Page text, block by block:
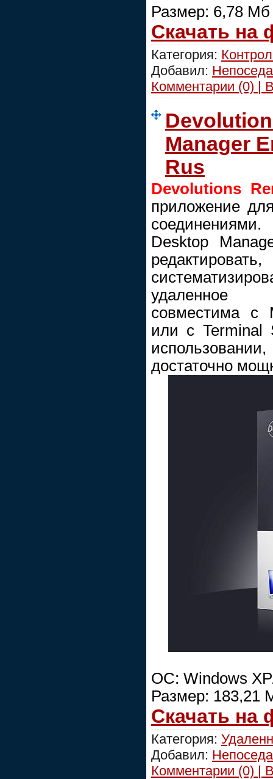
Размер: 6,78 Мб
Скачать на
Категория:
Добавил: Непоседа
Комментарии (0) |
Manager
Rus
Devolutions
приложение
Desktop
удаленное
совместима с
или с Terminal
достаточно
ОС: Windows
Размер: 183,21
Скачать на
Категория:
Добавил: Непоседа
Комментарии (0) |